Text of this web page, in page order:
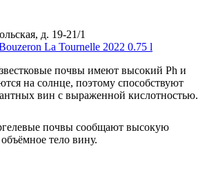
д. 19-21/1
почвы имеют высокий Ph и
на солнце, поэтому способствуют
вин с выраженной кислотностью.
почвы сообщают высокую
тело вину.